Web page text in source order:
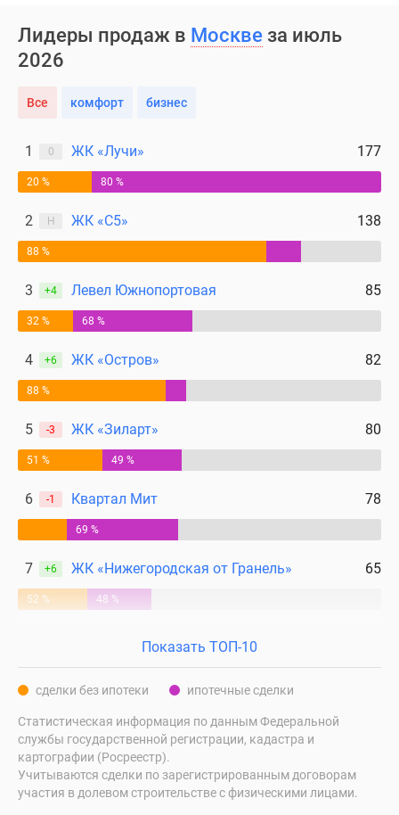
коттеджи
поселки
Новой
Готовые
поселки
Строящиеся
поселки
Коттеджные
поселки
лесу
Коттеджные
поселки
водоема
поселки
Бизнес-
центры
Коттеджи
Макс
Лидеры продаж в Москве за июль
2026
Все комфорт бизнес
1 0 ЖК «Лучи» 177
20 % 80 %
2 Н ЖК «С5» 138
88 %
3 +4 Левел Южнопортовая 85
32 % 68 %
4 +6 ЖК «Остров» 82
88 %
5 -3 ЖК «Зиларт» 80
51 % 49 %
6 -1 Квартал Мит 78
69 %
7 +6 ЖК «Нижегородская от Гранель» 65
52 % 48 %
Показать ТОП-10
сделки без ипотеки ипотечные сделки
Статистическая информация по данным Федеральной
службы государственной регистрации, кадастра и
картографии (Росреестр).
Учитываются сделки по зарегистрированным договорам
участия в долевом строительстве с физическими лицами.